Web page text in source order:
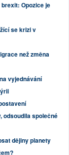
Opozice je
se krizi v
než změna
vyjednávání
odsoudila společné
dějiny planety